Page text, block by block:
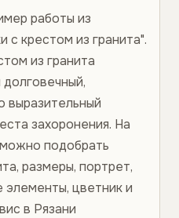
работы из
с крестом из гранита".
из гранита
выразительный
захоронения. На
подобрать
размеры, портрет,
элементы, цветник и
в Рязани